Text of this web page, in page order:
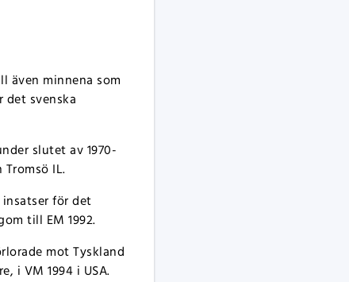
även minnena som
det svenska
slutet av 1970-
IL.
för det
till EM 1992.
mot Tyskland
i VM 1994 i USA.